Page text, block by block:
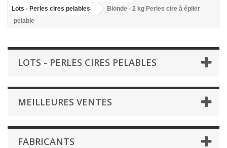
Lots - Perles cires pelables
Blonde - 2 kg Perles cire à épiler
pelable
LOTS - PERLES CIRES PELABLES
MEILLEURES VENTES
FABRICANTS